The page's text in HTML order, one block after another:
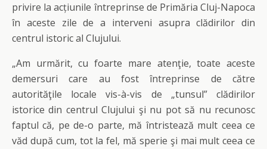
privire la acțiunile întreprinse de Primăria Cluj-Napoca
în aceste zile de a interveni asupra clădirilor din
centrul istoric al Clujului.
„Am urmărit, cu foarte mare atenţie, toate aceste
demersuri care au fost întreprinse de către
autorităţile locale vis-à-vis de „tunsul” clădirilor
istorice din centrul Clujului şi nu pot să nu recunosc
faptul că, pe de-o parte, mă întristează mult ceea ce
văd după cum, tot la fel, mă sperie şi mai mult ceea ce